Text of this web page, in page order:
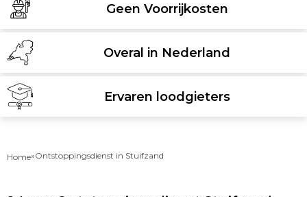
Geen Voorrijkosten
Overal in Nederland
Ervaren loodgieters
Home»Ontstoppingsdienst in Stuifzand